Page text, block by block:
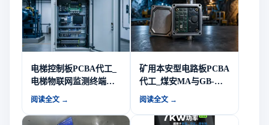
电梯控制板PCBA代工_
电梯物联网监测终端硬
件与多品种小批量制造-
阅读全文 →
矿用本安型电路板PCBA
代工_煤安MA与GB-
T3836防爆要求-山西英
阅读全文 →